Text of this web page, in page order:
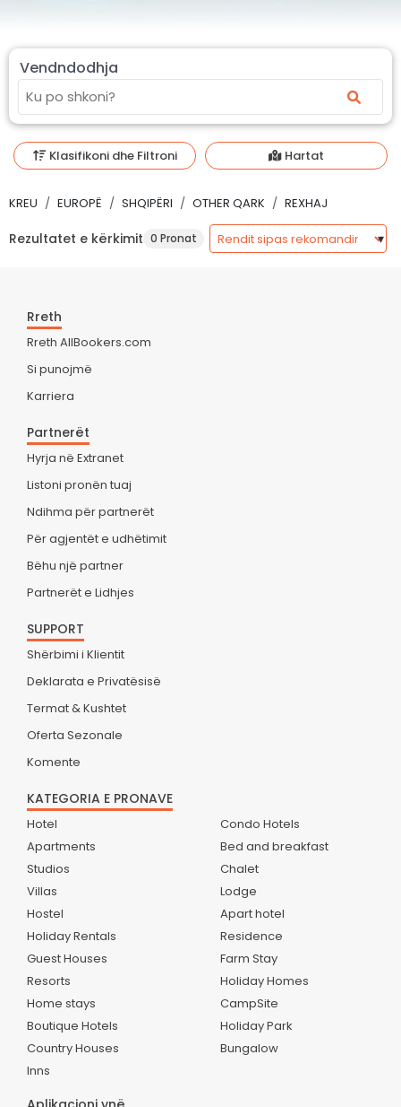
Vendndodhja
Klasifikoni dhe Filtroni Hartat
KREU EUROPË SHQIPËRI OTHER QARK REXHAJ
Rezultatet e kërkimit 0 Pronat
Rreth
Rreth AllBookers.com
Si punojmë
Karriera
Partnerët
Hyrja në Extranet
Listoni pronën tuaj
Ndihma për partnerët
Për agjentët e udhëtimit
Bëhu një partner
Partnerët e Lidhjes
SUPPORT
Shërbimi i Klientit
Deklarata e Privatësisë
Termat & Kushtet
Oferta Sezonale
Komente
KATEGORIA E PRONAVE
Hotel
Apartments
Studios
Villas
Hostel
Holiday Rentals
Guest Houses
Resorts
Home stays
Boutique Hotels
Country Houses
Inns
Condo Hotels
Bed and breakfast
Chalet
Lodge
Apart hotel
Residence
Farm Stay
Holiday Homes
CampSite
Holiday Park
Bungalow